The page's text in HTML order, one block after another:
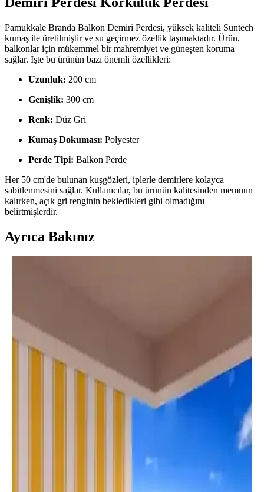
Pamukkale Branda Balkon Demiri Perdesi, yüksek kaliteli Suntech
kumaş ile üretilmiştir ve su geçirmez özellik taşımaktadır. Ürün,
balkonlar için mükemmel bir mahremiyet ve güneşten koruma
sağlar. İşte bu ürünün bazı önemli özellikleri:
Uzunluk: 200 cm
Genişlik: 300 cm
Renk: Düz Gri
Kumaş Dokuması: Polyester
Perde Tipi: Balkon Perde
Her 50 cm'de bulunan kuşgözleri, iplerle demirlere kolayca
sabitlenmesini sağlar. Kullanıcılar, bu ürünün kalitesinden memnun
kalırken, açık gri renginin bekledikleri gibi olmadığını
belirtmişlerdir.
Ayrıca Bakınız
ve estetiği karşılaştırılıyor. Kullanıcı yorumlarıyla ürünlerin
performansı ve tercih edilme nedenleri anlatılıyor.
Perhal Balkon Perdesi Karşılaştırması: Krem ve
Mavi Beyaz Çizgili Modellerin Özellikleri ve
Kullanıcı Yorumları
İki farklı Perhal balkon perde modelinin özellikleri, dayanıklılığı ve
kullanıcı yorumlarıyla detaylı karşılaştırması. Hangi perde sizin için
Balkon Perdesi Seçenekleri: Moda Perde ve
Karmaşın Home Ürünlerinin Karşılaştırması